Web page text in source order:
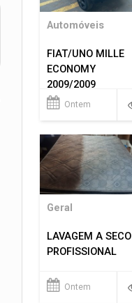
Automóveis
FIAT/UNO MILLE
ECONOMY
2009/2009
Ontem
Geral
LAVAGEM A SECO
PROFISSIONAL
Ontem